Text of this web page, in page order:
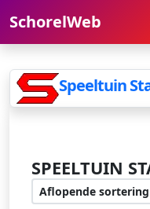
SchorelWeb
Speeltuin
SPEELTUIN